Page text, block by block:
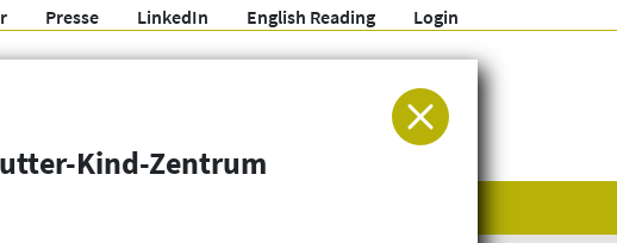
Presse LinkedIn English Reading Login
für Entwicklung und Humanitäre Hilfe
Kind-Zentrum